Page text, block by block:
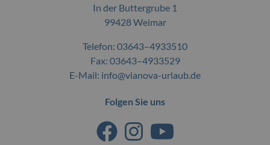
In der Buttergrube 1
99428 Weimar
Telefon: 03643–4933510
Fax: 03643–4933529
E-Mail: info@vianova-urlaub.de
Folgen Sie uns